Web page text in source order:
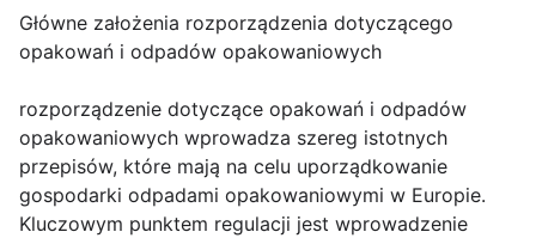
Główne założenia rozporządzenia dotyczącego
opakowań i odpadów opakowaniowych
rozporządzenie dotyczące opakowań i odpadów
opakowaniowych wprowadza szereg istotnych
przepisów, które mają na celu uporządkowanie
gospodarki odpadami opakowaniowymi w Europie.
Kluczowym punktem regulacji jest wprowadzenie